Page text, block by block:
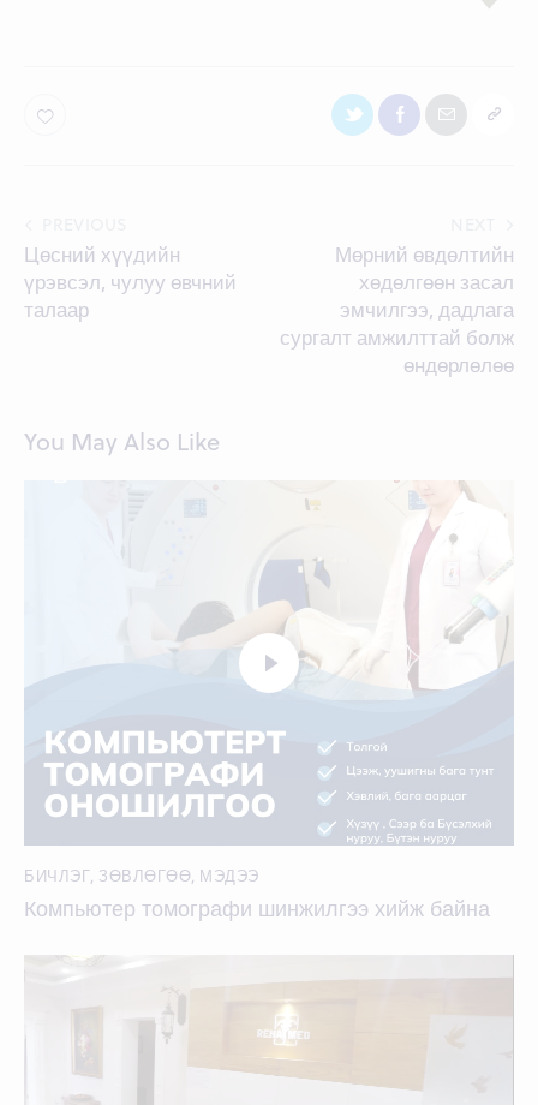
navigation
Цөсний хүүдийн
үрэвсэл, чулуу өвчний
талаар
Мөрний өвдөлтийн
хөдөлгөөн засал
эмчилгээ, дадлага
сургалт амжилттай болж
өндөрлөлөө
You May Also Like
БИЧЛЭГ, ЗӨВЛӨГӨӨ, МЭДЭЭ
Компьютер томографи шинжилгээ хийж байна